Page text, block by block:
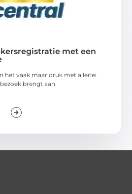
met een
het vaak maar druk met allerlei
brengt aan